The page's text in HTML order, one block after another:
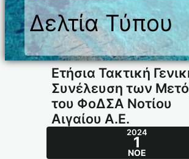
Δελτία Τύπου
Ετήσια Τακτική
Συνέλευση των
του ΦοΔΣΑ Νοτίου
Αιγαίου Α.Ε.
2024
1
ΝΟΈ